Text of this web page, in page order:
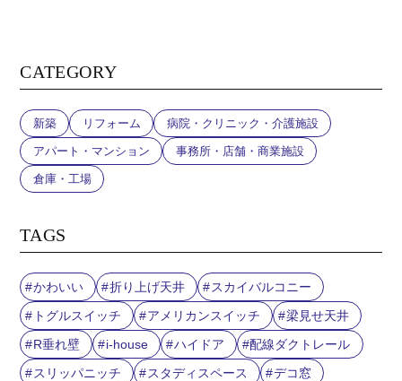
CATEGORY
新築 リフォーム 病院・クリニック・介護施設
アパート・マンション 事務所・店舗・商業施設
倉庫・工場
TAGS
かわいい 折り上げ天井
スカイバルコニー
トグルスイッチ
アメリカンスイッチ
梁見せ天井
R垂れ壁
i-house ハイドア
配線ダクトレール
スリッパニッチ
スタディスペース
デコ窓